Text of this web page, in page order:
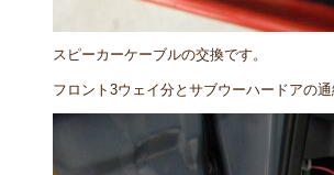
スピーカーケーブルの交換です。
フロント3ウェイ分とサブウーハードアの